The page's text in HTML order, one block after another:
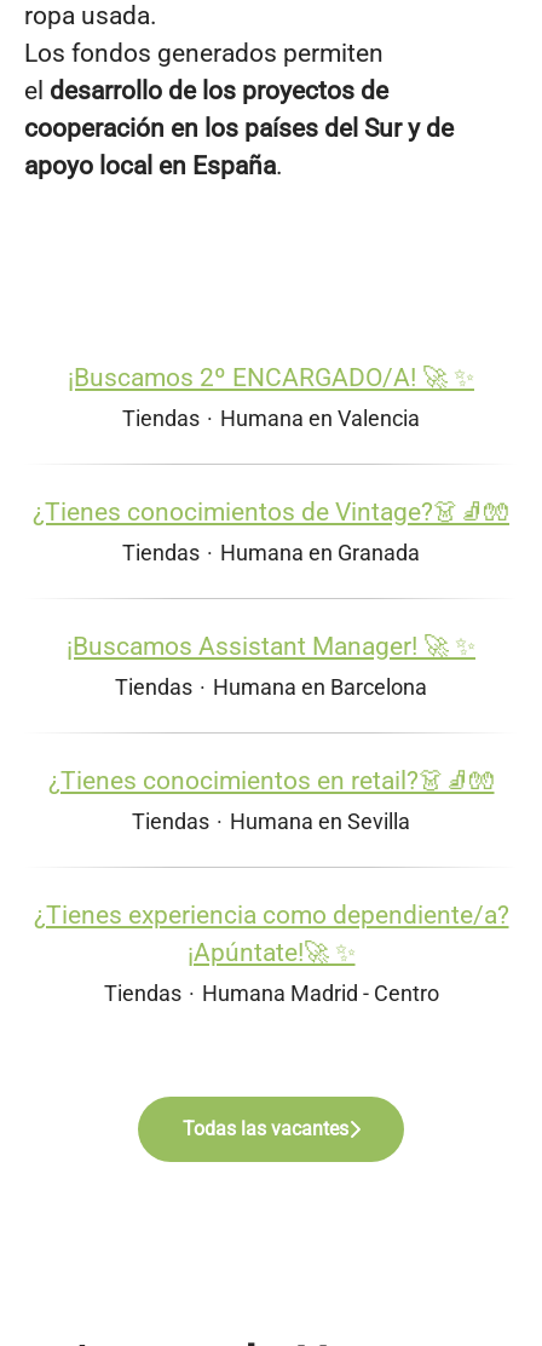
ropa usada.
Los fondos generados permiten
el desarrollo de los proyectos de
cooperación en los países del Sur y de
apoyo local en España.
¡Buscamos 2º ENCARGADO/A! 🚀 ✨
Tiendas · Humana en Valencia
¿Tienes conocimientos de Vintage?👗🧦🧤
Tiendas · Humana en Granada
¡Buscamos Assistant Manager! 🚀 ✨
Tiendas · Humana en Barcelona
¿Tienes conocimientos en retail?👗🧦🧤
Tiendas · Humana en Sevilla
¿Tienes experiencia como dependiente/a?
¡Apúntate!🚀 ✨
Tiendas · Humana Madrid - Centro
Todas las vacantes